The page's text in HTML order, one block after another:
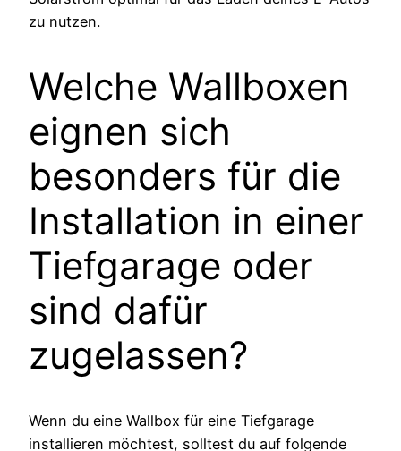
zu nutzen.
Welche Wallboxen
eignen sich
besonders für die
Installation in einer
Tiefgarage oder
sind dafür
zugelassen?
Wenn du eine Wallbox für eine Tiefgarage
installieren möchtest, solltest du auf folgende